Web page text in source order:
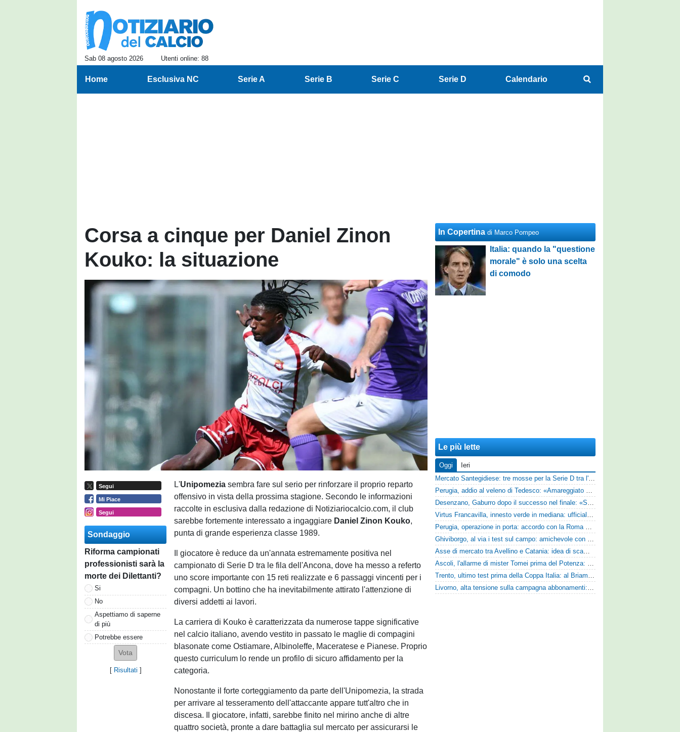
Sab 08 agosto 2026 Utenti online: 88
Home Esclusiva NC Serie A Serie B Serie C Serie D Calendario
Corsa a cinque per Daniel Zinon
Kouko: la situazione
Segui
Mi Piace
Segui
Sondaggio
Riforma campionati
professionisti sarà la
morte dei Dilettanti?
Si
No
Aspettiamo di saperne
di più
Potrebbe essere
[ Risultati ]
L'Unipomezia sembra fare sul serio per rinforzare il proprio reparto
offensivo in vista della prossima stagione. Secondo le informazioni
raccolte in esclusiva dalla redazione di Notiziariocalcio.com, il club
sarebbe fortemente interessato a ingaggiare Daniel Zinon Kouko,
punta di grande esperienza classe 1989.
Il giocatore è reduce da un'annata estremamente positiva nel
campionato di Serie D tra le fila dell'Ancona, dove ha messo a referto
uno score importante con 15 reti realizzate e 6 passaggi vincenti per i
compagni. Un bottino che ha inevitabilmente attirato l'attenzione di
diversi addetti ai lavori.
La carriera di Kouko è caratterizzata da numerose tappe significative
nel calcio italiano, avendo vestito in passato le maglie di compagini
blasonate come Ostiamare, Albinoleffe, Maceratese e Pianese. Proprio
questo curriculum lo rende un profilo di sicuro affidamento per la
categoria.
Nonostante il forte corteggiamento da parte dell'Unipomezia, la strada
per arrivare al tesseramento dell'attaccante appare tutt'altro che in
discesa. Il giocatore, infatti, sarebbe finito nel mirino anche di altre
quattro società, pronte a dare battaglia sul mercato per assicurarsi le
In Copertina di Marco Pompeo
Italia: quando la "questione
morale" è solo una scelta
di comodo
Le più lette
Oggi
Ieri
Mercato Santegidiese: tre mosse per la Serie D tra l'ingaggio di Diakhate e due rinnovi chiave
Perugia, addio al veleno di Tedesco: «Amareggiato dalle parole di Alessandro Gaucci, mi hanno ferito umanamente»
Desenzano, Gaburro dopo il successo nel finale: «Sapevamo che avremmo sofferto, ma si è vista la voglia di vincere»
Virtus Francavilla, innesto verde in mediana: ufficiale l'arrivo del classe 2008 Gianluca Ajello
Perugia, operazione in porta: accordo con la Roma per il talento Zelezny
Ghiviborgo, al via i test sul campo: amichevole con il Fratres Perignano e sguardo al nuovo girone E
Asse di mercato tra Avellino e Catania: idea di scambio tra Cosimo Patierno e Kaleb Jimenez
Ascoli, l'allarme di mister Tomei prima del Potenza: «Mettiamoci l'elmetto, l'obiettivo è la salvezza e non dobbiamo vendere fumo!»
Trento, ultimo test prima della Coppa Italia: al Briamasco arriva il triangolare con Südtirol e Campodarsego
Livorno, alta tensione sulla campagna abbonamenti: la stoccata della Curva Nord alla società